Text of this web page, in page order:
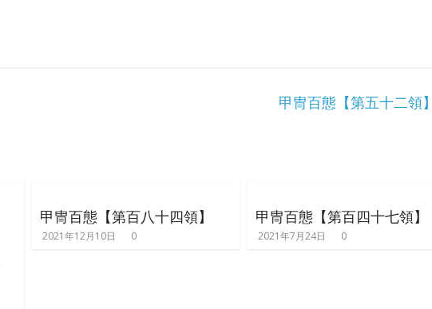
甲冑百態【第五十二領】
甲冑百態【第百八十四領】
2021年12月10日 0
甲冑百態【第百四十七領】
2021年7月24日 0